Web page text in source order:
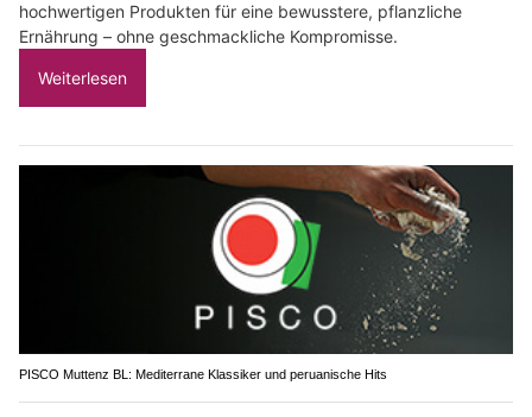
hochwertigen Produkten für eine bewusstere, pflanzliche
Ernährung – ohne geschmackliche Kompromisse.
Weiterlesen
PISCO Muttenz BL: Mediterrane Klassiker und peruanische Hits